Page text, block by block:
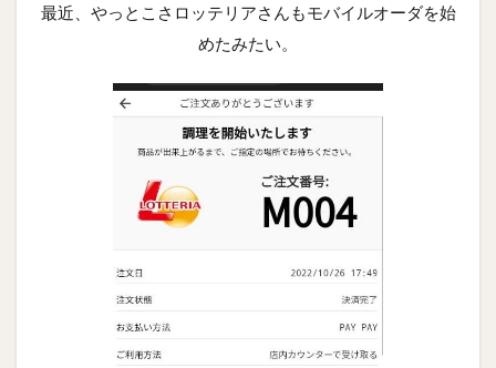
最近、やっとこさロッテリアさんもモバイルオーダを始
めたみたい。